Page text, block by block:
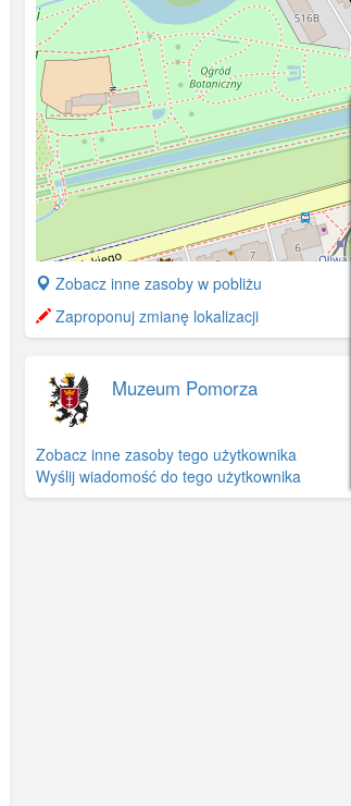
+
−
Zobacz inne zasoby w pobliżu
Zaproponuj zmianę lokalizacji
Muzeum Pomorza
Zobacz inne zasoby tego użytkownika
Wyślij wiadomość do tego użytkownika